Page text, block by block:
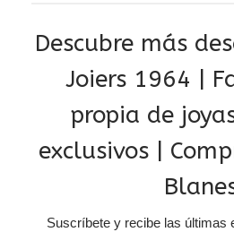
Descubre más
Joiers 1964 |
propia de
exclusivos |
Suscríbete y recibe las últimas